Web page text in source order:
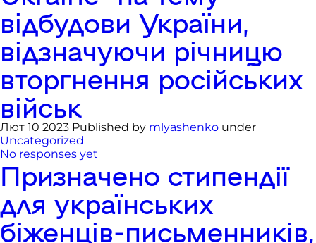
відбудови України,
відзначуючи річницю
вторгнення російських
військ
Лют 10 2023 Published by mlyashenko under
Uncategorized
No responses yet
Призначено стипендії
для українських
біженців-письменників,